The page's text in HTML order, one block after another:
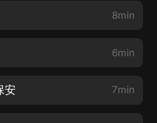
8min
6min
安 7min